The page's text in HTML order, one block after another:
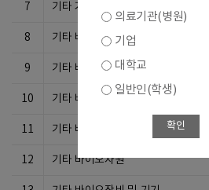
7 기타 거대분자공학기술
8 기타 바이오서비스
9 기타 바이오식품
10 기타 바이오의료기기
11 기타 바이오의약제품
12 기타 바이오자원
의료기관(병원)
기업
대학교
일반인(학생)
확인